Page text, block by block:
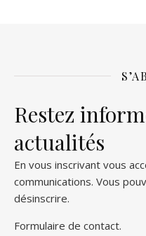
Restez
actualités
En vous inscrivant vous
communications. Vous
désinscrire.
Formulaire de contact.